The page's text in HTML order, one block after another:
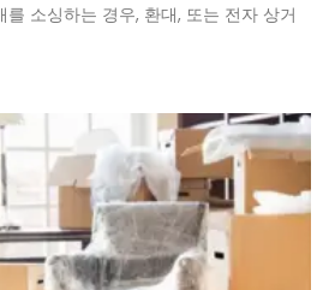
소싱하는 경우, 환대, 또는 전자 상거